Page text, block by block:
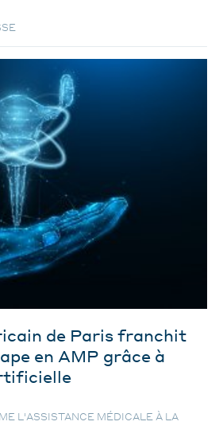
de Paris franchit
en AMP grâce à
L'ASSISTANCE MÉDICALE À LA